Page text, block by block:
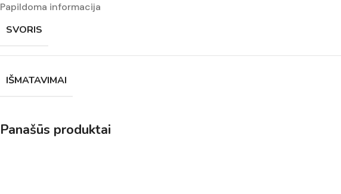
Papildoma informacija
SVORIS
IŠMATAVIMAI
Panašūs produktai